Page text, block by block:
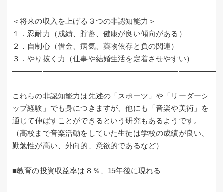
＜将来の収入を上げる３つの非認知能力＞
１．忍耐力（成績、貯蓄、健康が良い傾向がある）
２．自制心（借金、病気、薬物依存と負の関連）
３．やり抜く力（仕事や結婚生活を定着させやすい）
これらの非認知能力は先述の「スポーツ」や「リーダーシ
ップ経験」でも身につきますが、他にも「音楽や美術」を
通じて伸ばすことができるという研究もあるようです。
（高校まで音楽活動をしていた生徒は学校の成績が良い、
勤勉性が高い、外向的、意欲的であるなど）
■教育の投資収益率は８％、15年後に現れる